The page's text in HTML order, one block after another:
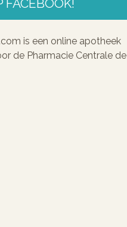
FACEBOOK!
is een online apotheek
de Pharmacie Centrale de